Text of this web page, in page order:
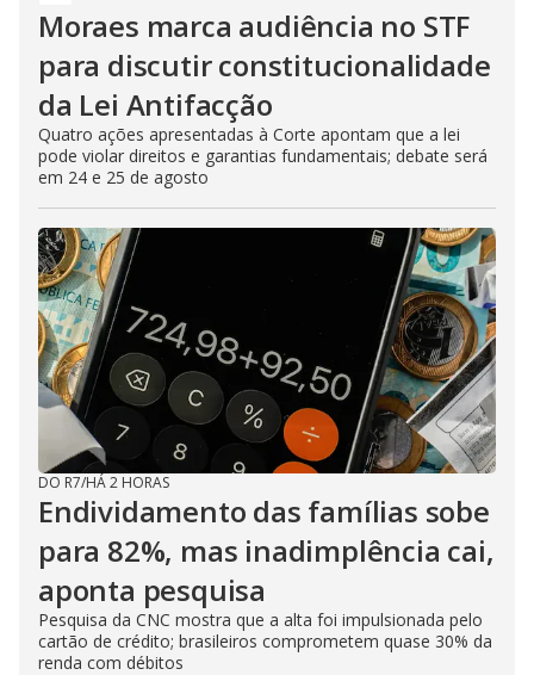
Moraes marca audiência no STF
para discutir constitucionalidade
da Lei Antifacção
Quatro ações apresentadas à Corte apontam que a lei
pode violar direitos e garantias fundamentais; debate será
em 24 e 25 de agosto
DO R7/HÁ 2 HORAS
Endividamento das famílias sobe
para 82%, mas inadimplência cai,
aponta pesquisa
Pesquisa da CNC mostra que a alta foi impulsionada pelo
cartão de crédito; brasileiros comprometem quase 30% da
renda com débitos